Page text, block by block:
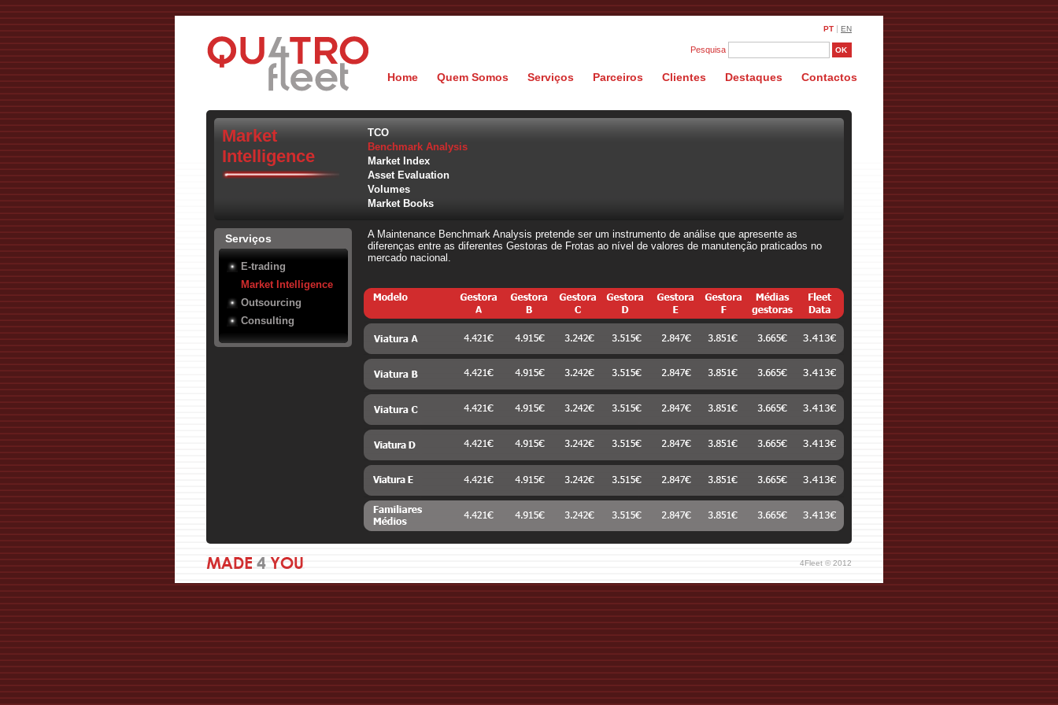
PT | EN
Pesquisa
Home Quem Somos Serviços Parceiros Clientes Destaques Contactos
Market
Intelligence
TCO
Benchmark Analysis
Market Index
Asset Evaluation
Volumes
Market Books
Serviços
E-trading
Market Intelligence
Outsourcing
Consulting
A Maintenance Benchmark Analysis pretende ser um instrumento de análise que apresente as
diferenças entre as diferentes Gestoras de Frotas ao nível de valores de manutenção praticados no
mercado nacional.
4Fleet © 2012